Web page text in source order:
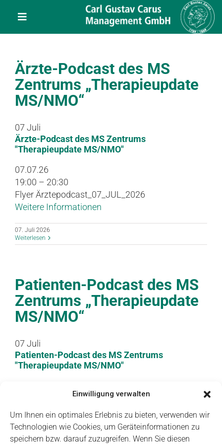
Einwilligung verwalten
Um Ihnen ein optimales Erlebnis zu bieten, verwenden wir
Technologien wie Cookies, um Geräteinformationen zu
speichern bzw. darauf zuzugreifen. Wenn Sie diesen
Toggle
Navigation
Über uns
Veranstaltungen
Projekte
Service
Kontakt
Ärzte-Podcast des MS
Zentrums „Therapieupdate
MS/NMO“
07 Juli
Ärzte-Podcast des MS Zentrums
"Therapieupdate MS/NMO"
07.07.26
19:00 – 20:30
Flyer Ärztepodcast_07_JUL_2026
Weitere Informationen
07. Juli 2026
Weiterlesen
Patienten-Podcast des MS
Zentrums „Therapieupdate
MS/NMO“
07 Juli
Patienten-Podcast des MS Zentrums
"Therapieupdate MS/NMO"
Weitere Informationen
07. Juli 2026
Weiterlesen